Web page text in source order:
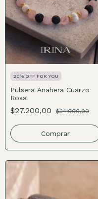
20% OFF FOR YOU
Pulsera Anahera Cuarzo
Rosa
$27.200,00 $34.000,00
Comprar